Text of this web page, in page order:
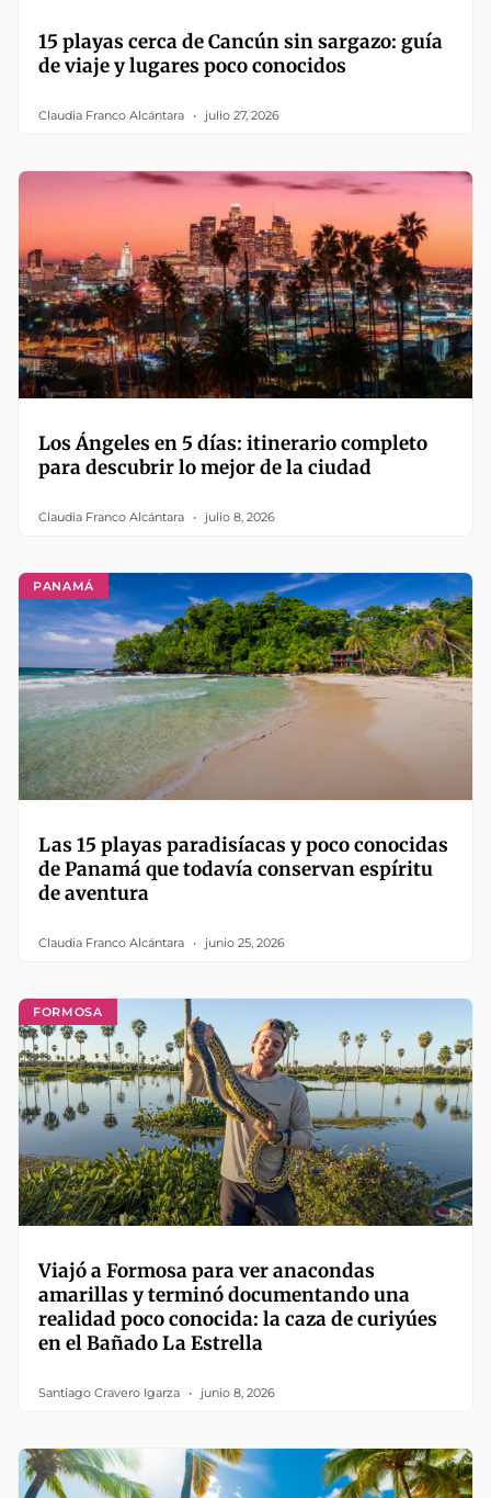
15 playas cerca de Cancún sin sargazo: guía
de viaje y lugares poco conocidos
Claudia Franco Alcántara julio 27, 2026
Los Ángeles en 5 días: itinerario completo
para descubrir lo mejor de la ciudad
Claudia Franco Alcántara julio 8, 2026
PANAMÁ
Las 15 playas paradisíacas y poco conocidas
de Panamá que todavía conservan espíritu
de aventura
Claudia Franco Alcántara junio 25, 2026
FORMOSA
Viajó a Formosa para ver anacondas
amarillas y terminó documentando una
realidad poco conocida: la caza de curiyúes
en el Bañado La Estrella
Santiago Cravero Igarza junio 8, 2026